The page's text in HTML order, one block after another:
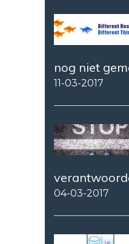
nog niet
11-03-2017
04-03-2017